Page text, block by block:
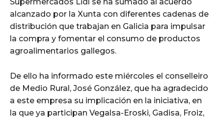
alcanzado por la Xunta con diferentes cadenas de
distribución que trabajan en Galicia para impulsar
la compra y fomentar el consumo de productos
agroalimentarios gallegos.
De ello ha informado este miércoles el conselleiro
de Medio Rural, José González, que ha agradecido
a este empresa su implicación en la iniciativa, en
la que ya participan Vegalsa-Eroski, Gadisa, Froiz,